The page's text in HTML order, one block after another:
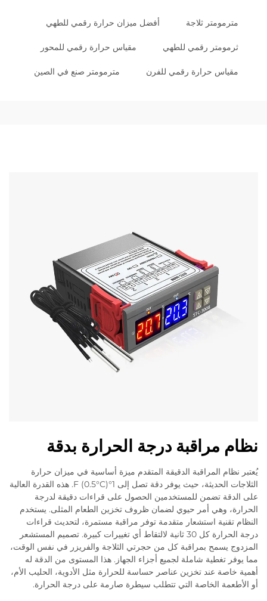
مترمومتر ثلاجة أفضل ميزان حرارة رقمي للطهي
ثرمومتر رقمي للطهي مقياس حرارة رقمي للمحور
مقياس حرارة رقمي للفرن مترمومتر صنع في الصين
نظام مراقبة درجة الحرارة بدقة
يُعتبر نظام المراقبة الدقيقة المتقدم ميزة أساسية في ميزان حرارة
الثلاجات الحديثة، حيث يوفر دقة تصل إلى 1°F (0.5°C). هذه القدرة العالية
على الدقة تضمن للمستخدمين الحصول على قراءات دقيقة لدرجة
الحرارة، وهي أمر حيوي لضمان ظروف تخزين الطعام المثلى. يستخدم
النظام تقنية استشعار متقدمة توفر مراقبة مستمرة، لتحديث قراءات
درجة الحرارة كل 30 ثانية لالتقاط أي تغييرات كبيرة. تصميم المستشعر
المزدوج يسمح بمراقبة كل من حجرتي الثلاجة والفريزر في نفس الوقت،
مما يوفر تغطية شاملة لجميع أجزاء الجهاز. هذا المستوى من الدقة له
أهمية خاصة عند تخزين عناصر حساسة للحرارة مثل الأدوية، الحليب الأم،
أو الأطعمة الخاصة التي تتطلب سيطرة صارمة على درجة الحرارة.